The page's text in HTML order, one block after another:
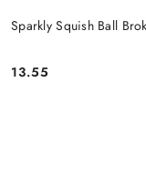
Sparkly Squish Ball
Cena:
13.55